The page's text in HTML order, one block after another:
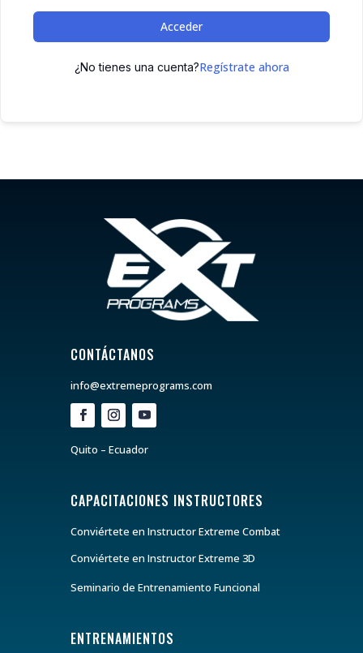
Acceder
¿No tienes una cuenta?Regístrate ahora
CONTÁCTANOS
info@extremeprograms.com
Quito – Ecuador
CAPACITACIONES INSTRUCTORES
Conviértete en Instructor Extreme Combat
Conviértete en Instructor Extreme 3D
Seminario de Entrenamiento Funcional
ENTRENAMIENTOS